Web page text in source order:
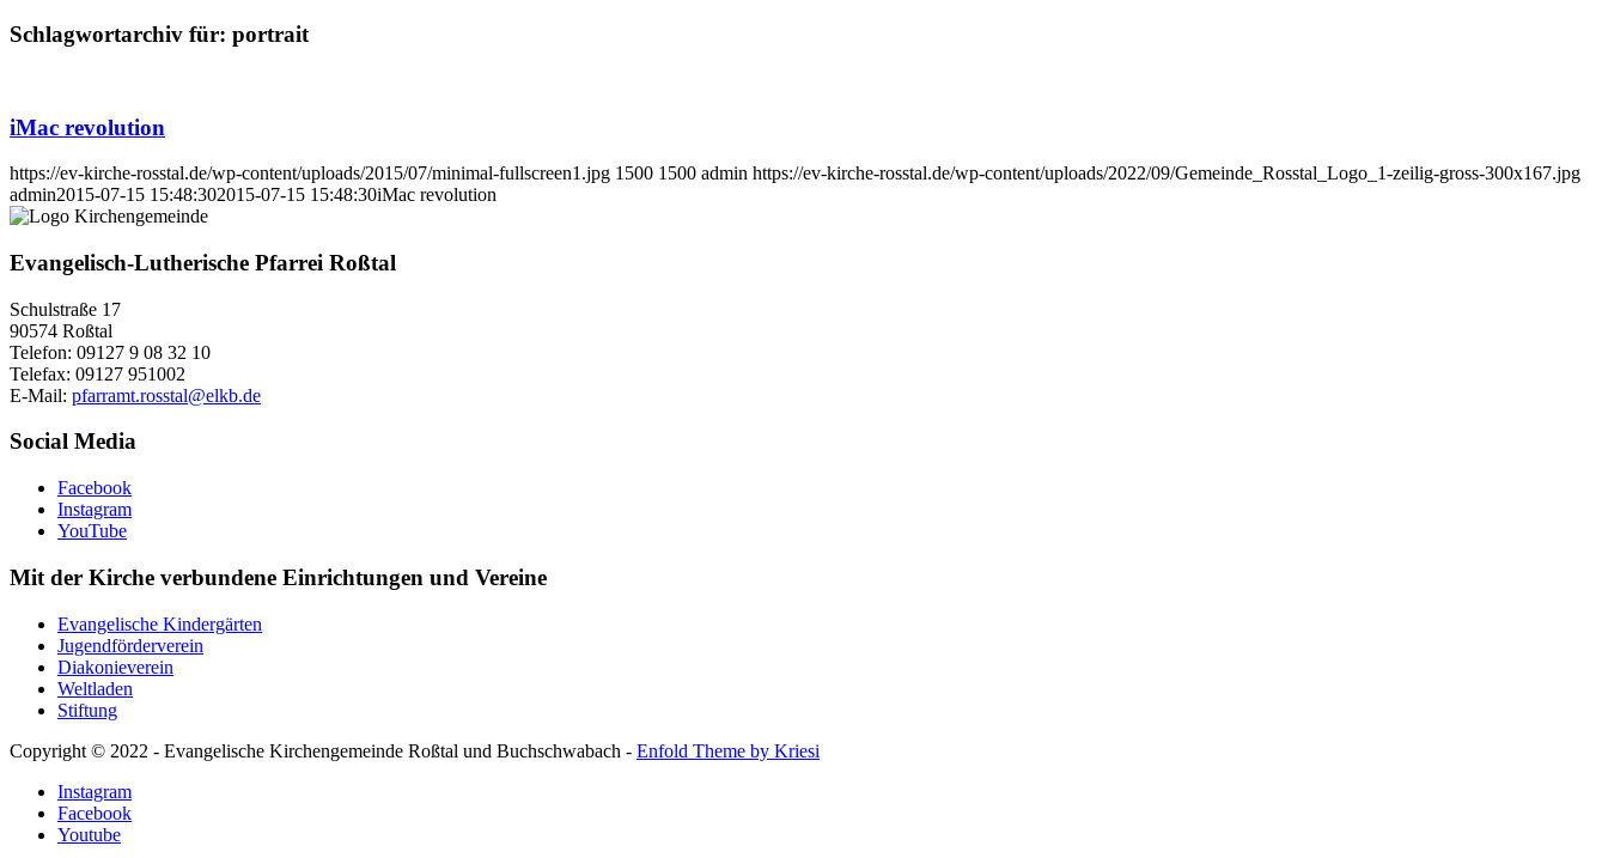
Schlagwortarchiv für: portrait
iMac revolution
https://ev-kirche-rosstal.de/wp-content/uploads/2015/07/minimal-fullscreen1.jpg 1500 1500 admin https://ev-kirche-rosstal.de/wp-content/uploads/2022/09/Gemeinde_Rosstal_Logo_1-zeilig-gross-300x167.jpg
admin2015-07-15 15:48:302015-07-15 15:48:30iMac revolution
Evangelisch-Lutherische Pfarrei Roßtal
Schulstraße 17
90574 Roßtal
Telefon: 09127 9 08 32 10
Telefax: 09127 951002
E-Mail: pfarramt.rosstal@elkb.de
Social Media
Facebook
Instagram
YouTube
Mit der Kirche verbundene Einrichtungen und Vereine
Evangelische Kindergärten
Jugendförderverein
Diakonieverein
Weltladen
Stiftung
Copyright © 2022 - Evangelische Kirchengemeinde Roßtal und Buchschwabach - Enfold Theme by Kriesi
Instagram
Facebook
Youtube